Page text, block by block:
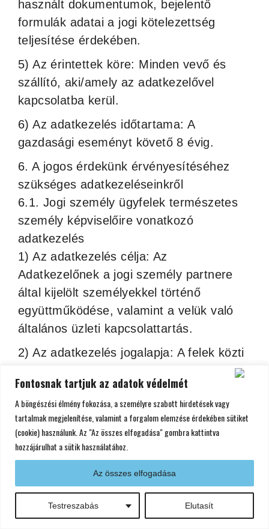
Fontosnak tartjuk az adatok védelmét
A böngészési élmény fokozása, a személyre szabott hirdetések vagy
tartalmak megjelenítése, valamint a forgalom elemzése érdekében sütiket
(cookie) használunk. Az "Az összes elfogadása" gombra kattintva
hozzájárulhat a sütik használatához.
Testreszabás Elutasít
Az összes elfogadása
használt dokumentumok, bejelentő
formulák adatai a jogi kötelezettség
teljesítése érdekében.
5) Az érintettek köre: Minden vevő és
szállító, aki/amely az adatkezelővel
kapcsolatba kerül.
6) Az adatkezelés időtartama: A
gazdasági eseményt követő 8 évig.
6. A jogos érdekünk érvényesítéséhez
szükséges adatkezeléseinkről
6.1. Jogi személy ügyfelek természetes
személy képviselőire vonatkozó
adatkezelés
1) Az adatkezelés célja: Az
Adatkezelőnek a jogi személy partnere
által kijelölt személyekkel történő
együttműködése, valamint a velük való
általános üzleti kapcsolattartás.
2) Az adatkezelés jogalapja: A felek közti
teljesítése.
3) A személyes adatok címzettjei, a
címzettek kategóriái: Az Adatkezelőnek a
szerződés teljesítésében eljáró
4) A kezelt adatok köre és célja: név –
azonosítás; e-mail cím – kapcsolattartás;